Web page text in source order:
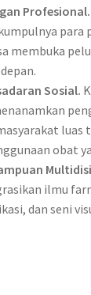
Profesional.
para
membuka
Sosial.
luas
obat
ilmu
dan seni